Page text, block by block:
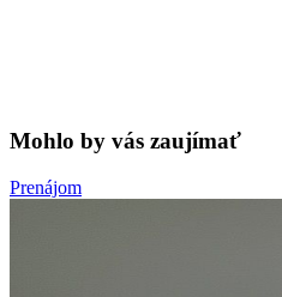
Mohlo by vás zaujímať
Prenájom